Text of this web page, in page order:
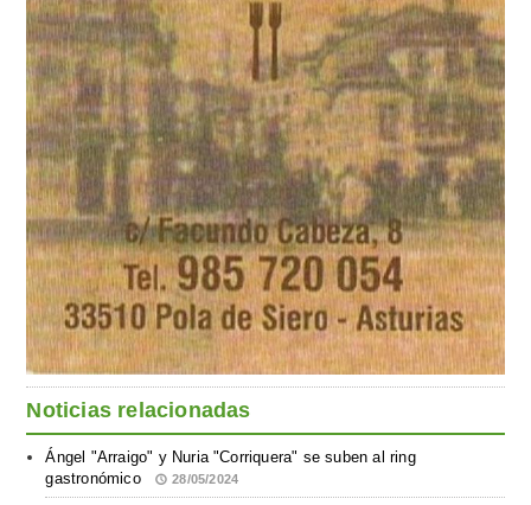
Noticias relacionadas
Ángel "Arraigo" y Nuria "Corriquera" se suben al ring
gastronómico
28/05/2024